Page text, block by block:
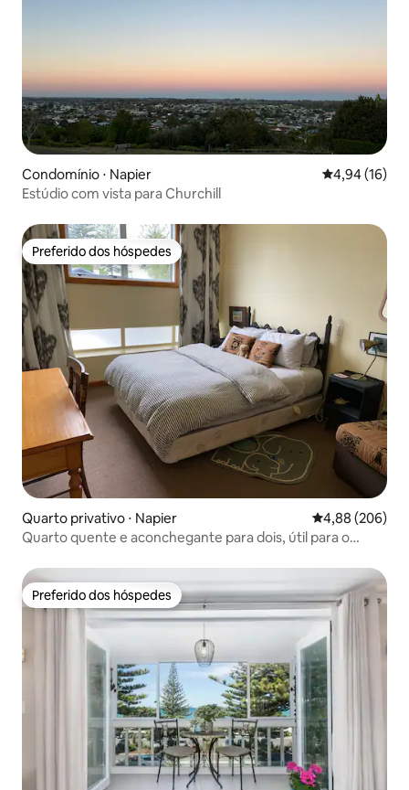
Condomínio ⋅ Napier 4,94 de uma
4,94 (16)
Estúdio com vista para Churchill
Preferido dos hóspedes
Preferido dos hóspedes
Quarto privativo ⋅ Napier 4,88 de uma
4,88 (206)
Quarto quente e aconchegante para dois, útil para o
Preferido dos hóspedes
Preferido dos hóspedes